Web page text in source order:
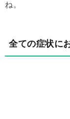
ね。
全ての症状に